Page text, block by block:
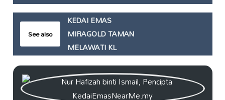
See also
KEDAI EMAS
MIRAGOLD TAMAN
MELAWATI KL